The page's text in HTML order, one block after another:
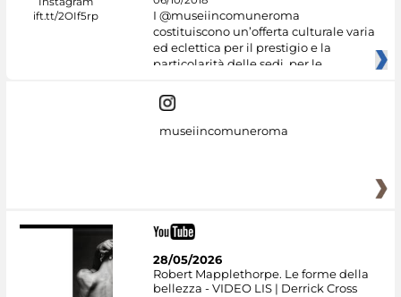
I @museiincomuneroma
costituiscono un’offerta culturale varia
ed eclettica per il prestigio e la
particolarità delle sedi, per le
museiincomuneroma
28/05/2026
Robert Mapplethorpe. Le forme della
bellezza - VIDEO LIS | Derrick Cross